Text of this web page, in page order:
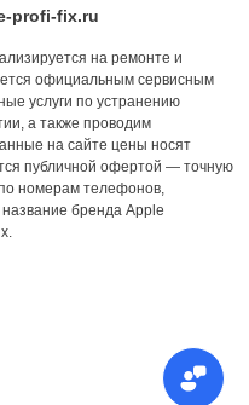
profi-fix.ru
на ремонте и
официальным сервисным
услуги по устранению
а также проводим
на сайте цены носят
публичной офертой — точную
номерам телефонов,
бренда Apple